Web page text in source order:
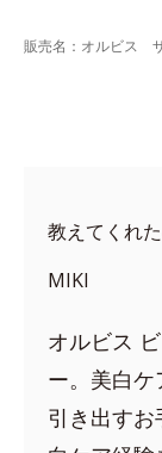
販売名：オルビス
教えてくれ
MIKI
オルビス
ー。美白
引き出す